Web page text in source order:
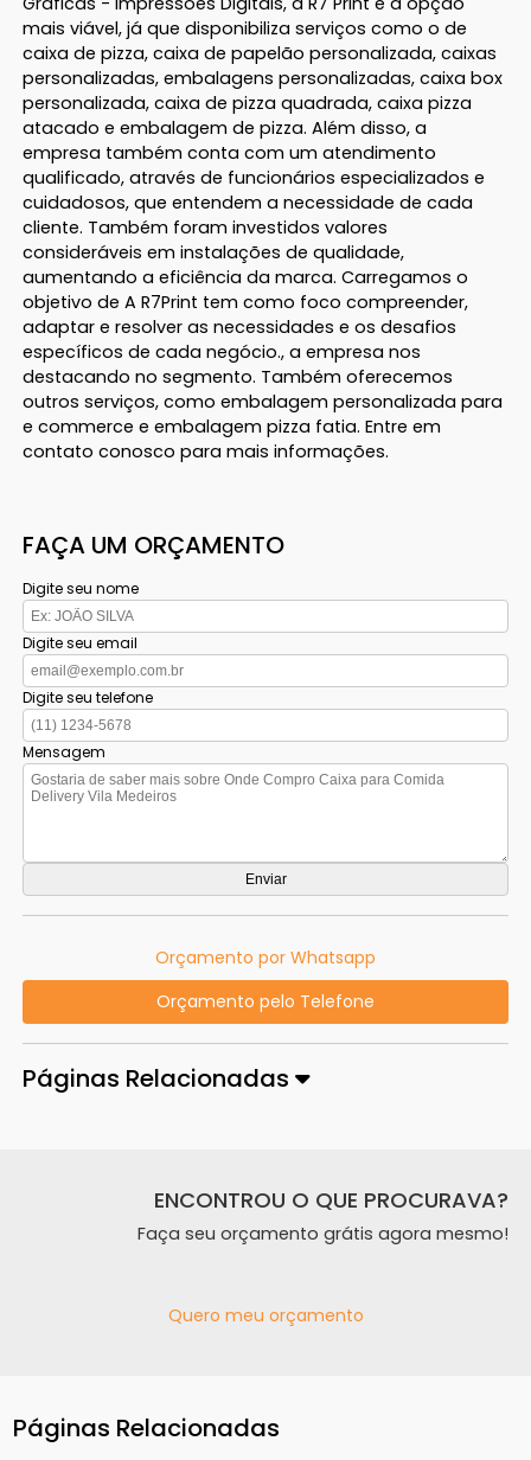
mais viável, já que disponibiliza serviços como o de
caixa de pizza, caixa de papelão personalizada, caixas
personalizadas, embalagens personalizadas, caixa box
personalizada, caixa de pizza quadrada, caixa pizza
atacado e embalagem de pizza. Além disso, a
empresa também conta com um atendimento
qualificado, através de funcionários especializados e
cuidadosos, que entendem a necessidade de cada
cliente. Também foram investidos valores
consideráveis em instalações de qualidade,
aumentando a eficiência da marca. Carregamos o
objetivo de A R7Print tem como foco compreender,
adaptar e resolver as necessidades e os desafios
específicos de cada negócio., a empresa nos
destacando no segmento. Também oferecemos
outros serviços, como embalagem personalizada para
e commerce e embalagem pizza fatia. Entre em
contato conosco para mais informações.
FAÇA UM ORÇAMENTO
Digite seu nome
Digite seu email
Digite seu telefone
Mensagem
Orçamento por Whatsapp
Orçamento pelo Telefone
Páginas Relacionadas
ENCONTROU O QUE PROCURAVA?
Faça seu orçamento grátis agora mesmo!
Quero meu orçamento
Páginas Relacionadas